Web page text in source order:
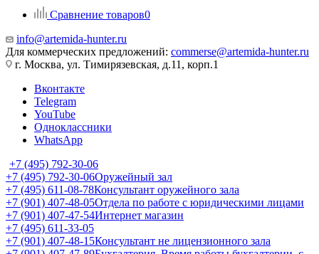
Сравнение товаров0
info@artemida-hunter.ru
Для коммерческих предложений: commerse@artemida-hunter.ru
г. Москва, ул. Тимирязевская, д.11, корп.1
Вконтакте
Telegram
YouTube
Одноклассники
WhatsApp
+7 (495) 792-30-06
+7 (495) 792-30-06Оружейный зал
+7 (495) 611-08-78Консультант оружейного зала
+7 (901) 407-48-05Отдела по работе с юридическими лицами
+7 (901) 407-47-54Интернет магазин
+7 (495) 611-33-05
+7 (901) 407-48-15Консультант не лицензионного зала